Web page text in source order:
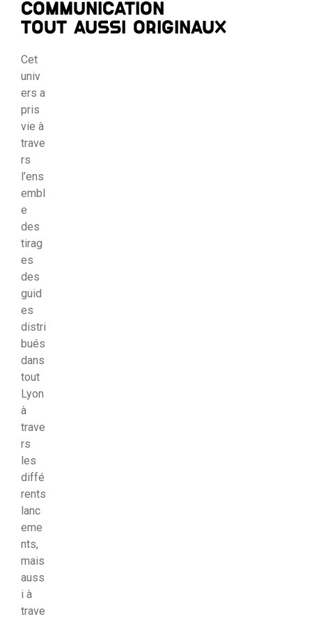
COMMUNICATION
TOUT AUSSI ORIGINAUX
Cet
univ
ers a
pris
vie à
trave
rs
l’ens
embl
e
des
tirag
es
des
guid
es
distri
bués
dans
tout
Lyon
à
trave
rs
les
diffé
rents
lanc
eme
nts,
mais
auss
i à
trave